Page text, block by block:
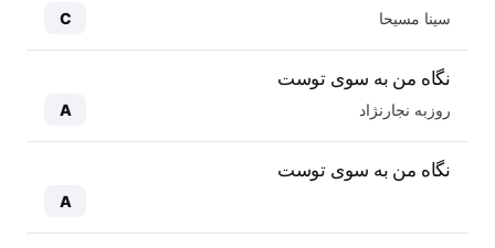
سینا مسیحا C
نگاه من به سوی توست
روزبه نجارنژاد A
نگاه من به سوی توست
A